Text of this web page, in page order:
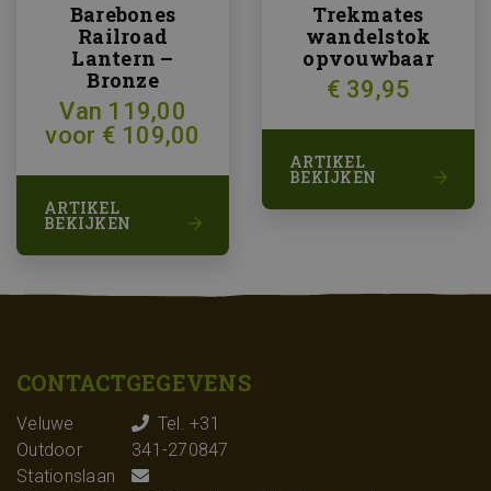
Barebones
Railroad
Lantern –
Bronze
Van 119,00
voor € 109,00
ARTIKEL
BEKIJKEN
Trekmates
wandelstok
opvouwbaar
€ 39,95
ARTIKEL
BEKIJKEN
CONTACTGEGEVENS
Veluwe
Outdoor
Stationslaan
Tel. +31
341-270847